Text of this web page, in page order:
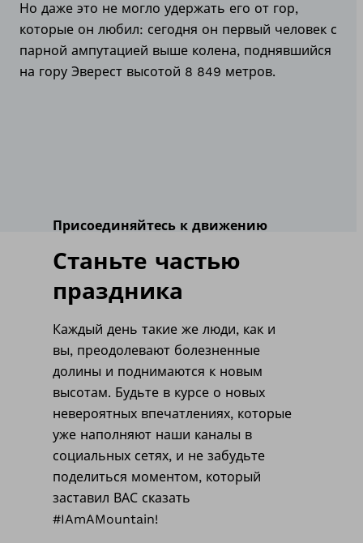
Но даже это не могло удержать его от гор,
которые он любил: сегодня он первый человек с
парной ампутацией выше колена, поднявшийся
на гору Эверест высотой 8 849 метров.
Присоединяйтесь к движению
Станьте частью
праздника
Каждый день такие же люди, как и
вы, преодолевают болезненные
долины и поднимаются к новым
высотам. Будьте в курсе о новых
невероятных впечатлениях, которые
уже наполняют наши каналы в
социальных сетях, и не забудьте
поделиться моментом, который
заставил ВАС сказать
#IAmAMountain!